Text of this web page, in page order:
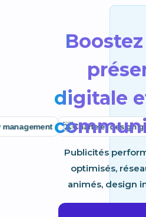
digitale
Publicités
optimisés,
animés, design
Charte et design